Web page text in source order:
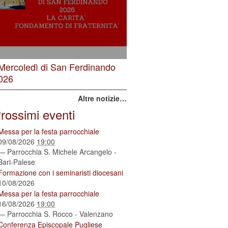
di San Ferdinando
Altre notizie…
eventi
per la festa parrocchiale
08/2026 19:00
Parrocchia S. Michele Arcangelo -
Palese
con i seminaristi diocesani
08/2026
per la festa parrocchiale
08/2026 19:00
Parrocchia S. Rocco - Valenzano
Episcopale Pugliese